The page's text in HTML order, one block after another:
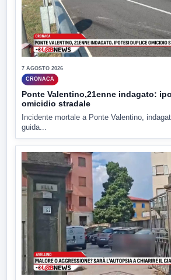
7 AGOSTO 2026
CRONACA
Ponte Valentino,21enne indagato:
omicidio stradale
Incidente mortale a Ponte Valentino,
guida...